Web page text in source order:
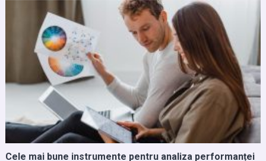
Cele mai bune instrumente pentru analiza performanței